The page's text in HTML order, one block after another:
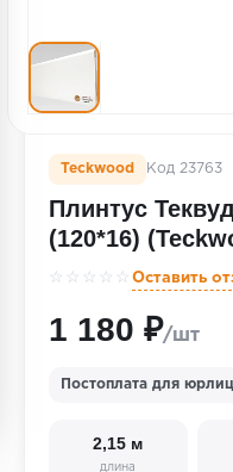
Строительные
Teckwood Код 23763
Плинтус
(120*16)
☆☆☆☆☆ Оставить
1 180 ₽/шт
Постоплата для юрлиц
2,15 м
длина